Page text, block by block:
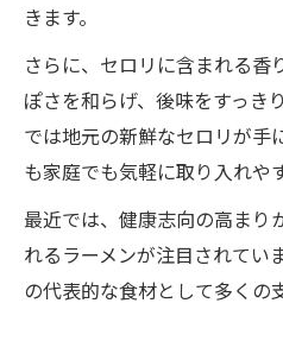
きます。
さらに、セロリに含まれる香
ぽさを和らげ、後味をすっき
では地元の新鮮なセロリが手
も家庭でも気軽に取り入れや
最近では、健康志向の高まり
れるラーメンが注目されてい
の代表的な食材として多くの